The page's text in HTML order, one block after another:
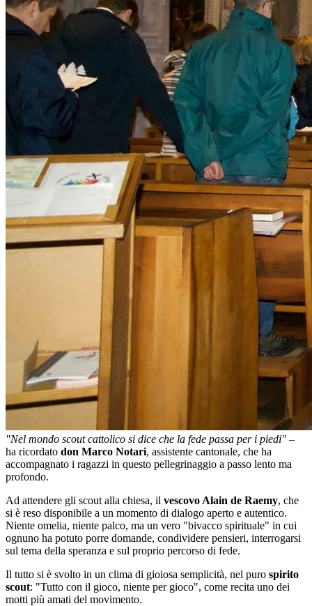
"Nel mondo scout cattolico si dice che la fede passa per i piedi" –
ha ricordato don Marco Notari, assistente cantonale, che ha
accompagnato i ragazzi in questo pellegrinaggio a passo lento ma
profondo.
Ad attendere gli scout alla chiesa, il vescovo Alain de Raemy, che
si è reso disponibile a un momento di dialogo aperto e autentico.
Niente omelia, niente palco, ma un vero "bivacco spirituale" in cui
ognuno ha potuto porre domande, condividere pensieri, interrogarsi
sul tema della speranza e sul proprio percorso di fede.
Il tutto si è svolto in un clima di gioiosa semplicità, nel puro spirito
scout: "Tutto con il gioco, niente per gioco", come recita uno dei
motti più amati del movimento.